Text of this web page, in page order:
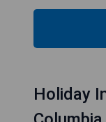
Holiday